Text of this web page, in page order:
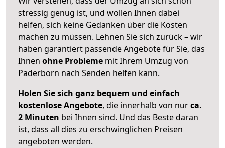
stressig genug ist, und wollen Ihnen dabei
helfen, sich keine Gedanken über die Kosten
machen zu müssen. Lehnen Sie sich zurück – wir
haben garantiert passende Angebote für Sie, das
Ihnen ohne Probleme mit Ihrem Umzug von
Paderborn nach Senden helfen kann.
Holen Sie sich ganz bequem und einfach
kostenlose Angebote, die innerhalb von nurca.
2 Minuten bei Ihnen sind. Und das Beste daran
ist, dass all dies zu erschwinglichen Preisen
angeboten werden.